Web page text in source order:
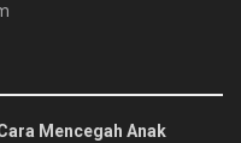
Mencegah Anak